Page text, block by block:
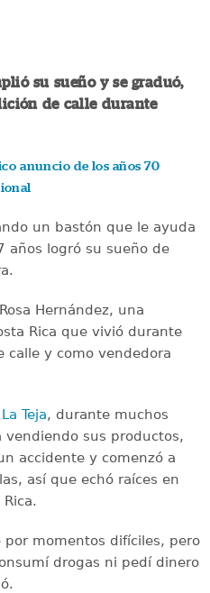
su sueño y se graduó,
de calle durante
anuncio de los años 70
un bastón que le ayuda
años logró su sueño de
Hernández, una
Rica que vivió durante
calle y como vendedora
La Teja, durante muchos
vendiendo sus productos,
accidente y comenzó a
así que echó raíces en
momentos difíciles, pero
drogas ni pedí dinero